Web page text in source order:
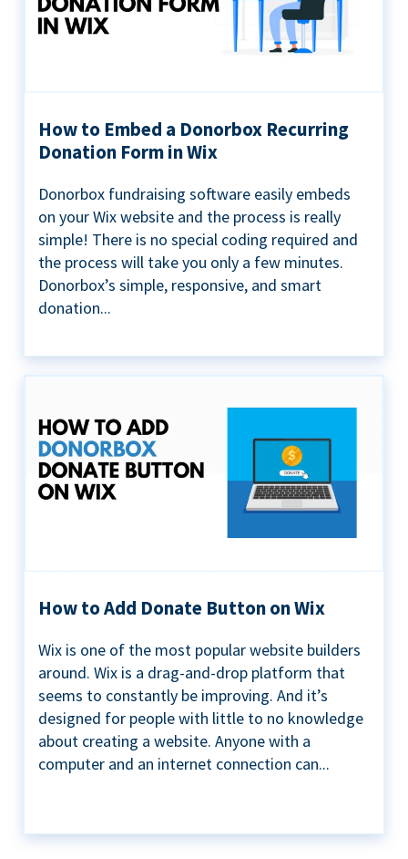
How to Embed a Donorbox Recurring
Donation Form in Wix
Donorbox fundraising software easily embeds
on your Wix website and the process is really
simple! There is no special coding required and
the process will take you only a few minutes.
Donorbox’s simple, responsive, and smart
donation...
How to Add Donate Button on Wix
Wix is one of the most popular website builders
around. Wix is a drag-and-drop platform that
seems to constantly be improving. And it’s
designed for people with little to no knowledge
about creating a website. Anyone with a
computer and an internet connection can...